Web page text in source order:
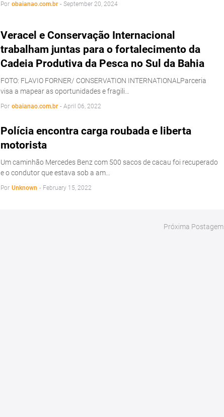
Por obaianao.com.br - September 20, 2024
Veracel e Conservação Internacional
trabalham juntas para o fortalecimento da
Cadeia Produtiva da Pesca no Sul da Bahia
FOTO: FLAVIO FORNER/ CONSERVATION INTERNATIONALParceria
visa a mapear as oportunidades e fragili…
Por obaianao.com.br - April 06, 2022
Polícia encontra carga roubada e liberta
motorista
Um caminhão Mercedes Benz com 500 sacos de cacau foi recuperado
e o condutor que estava sob a am…
Por Unknown - February 15, 2022
Próxima Postagem